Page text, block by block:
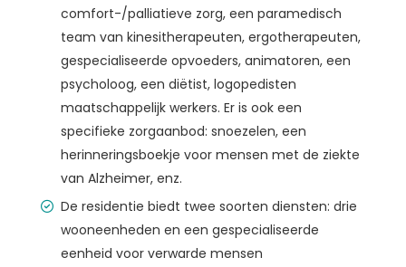
comfort-/palliatieve zorg, een paramedisch
team van kinesitherapeuten, ergotherapeuten,
gespecialiseerde opvoeders, animatoren, een
psycholoog, een diëtist, logopedisten
maatschappelijk werkers. Er is ook een
specifieke zorgaanbod: snoezelen, een
herinneringsboekje voor mensen met de ziekte
van Alzheimer, enz.
De residentie biedt twee soorten diensten: drie
wooneenheden en een gespecialiseerde
eenheid voor verwarde mensen